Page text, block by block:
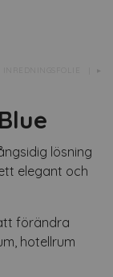
lösning
elegant och
förändra
hotellrum